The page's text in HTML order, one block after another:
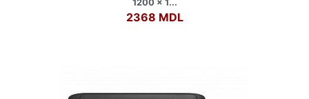
1200 x 1...
2368 MDL